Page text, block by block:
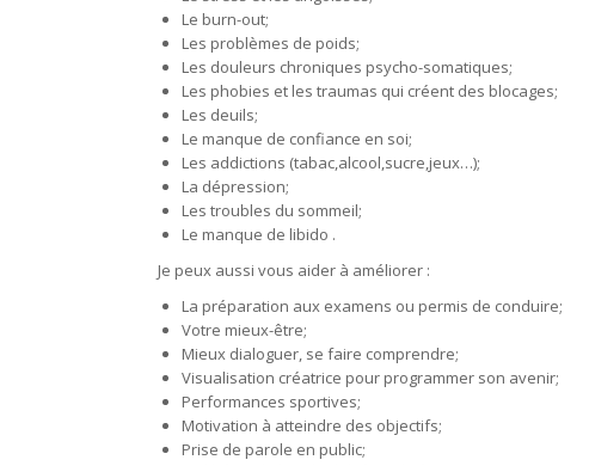
Le burn-out;
Les problèmes de poids;
Les douleurs chroniques psycho-somatiques;
Les phobies et les traumas qui créent des blocages;
Les deuils;
Le manque de confiance en soi;
Les addictions (tabac,alcool,sucre,jeux…);
La dépression;
Les troubles du sommeil;
Le manque de libido .
Je peux aussi vous aider à améliorer :
La préparation aux examens ou permis de conduire;
Votre mieux-être;
Mieux dialoguer, se faire comprendre;
Visualisation créatrice pour programmer son avenir;
Performances sportives;
Motivation à atteindre des objectifs;
Prise de parole en public;